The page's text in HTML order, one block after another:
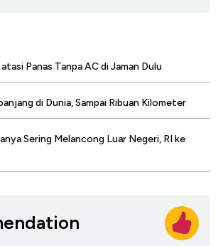
Panas Tanpa AC di Jaman Dulu
di Dunia, Sampai Ribuan Kilometer
Sering Melancong Luar Negeri, RI ke